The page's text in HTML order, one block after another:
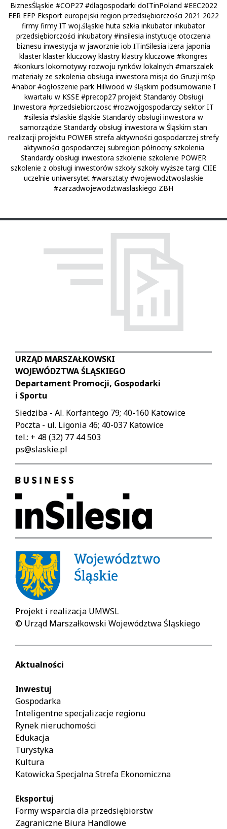
BiznesŚląskie #COP27 #dlagospodarki doITinPoland #EEC2022
EER EFP Eksport europejski region przedsiębiorczości 2021 2022
firmy firmy IT woj.śląskie huta szkła inkubator inkubator
przedsiębiorczości inkubatory #insilesia instytucje otoczenia
biznesu inwestycja w jaworznie iob ITinSilesia izera japonia
klaster klaster kluczowy klastry klastry kluczowe #kongres
#konkurs lokomotywy rozwoju rynków lokalnych #marszalek
materiały ze szkolenia obsługa inwestora misja do Gruzji mśp
#nabor #ogłoszenie park Hillwood w śląskim podsumowanie I
kwartału w KSSE #precop27 projekt Standardy Obsługi
Inwestora #przedsiebiorczosc #rozwojgospodarczy sektor IT
#silesia #slaskie śląskie Standardy obsługi inwestora w
samorządzie Standardy obsługi inwestora w Śląskim stan
realizacji projektu POWER strefa aktywności gospodarczej strefy
aktywności gospodarczej subregion północny szkolenia
Standardy obsługi inwestora szkolenie szkolenie POWER
szkolenie z obsługi inwestorów szkoły szkoły wyższe targi CIIE
uczelnie uniwersytet #warsztaty #wojewodztwoslaskie
#zarzadwojewodztwaslaskiego ZBH
URZĄD MARSZAŁKOWSKI
WOJEWÓDZTWA ŚLĄSKIEGO
Departament Promocji, Gospodarki
i Sportu
Siedziba - Al. Korfantego 79; 40-160 Katowice
Poczta - ul. Ligonia 46; 40-037 Katowice
tel.: + 48 (32) 77 44 503
ps@slaskie.pl
Projekt i realizacja UMWSL
© Urząd Marszałkowski Województwa Śląskiego
Aktualności
Inwestuj
Gospodarka
Inteligentne specjalizacje regionu
Rynek nieruchomości
Edukacja
Turystyka
Kultura
Katowicka Specjalna Strefa Ekonomiczna
Eksportuj
Formy wsparcia dla przedsiębiorstw
Zagraniczne Biura Handlowe